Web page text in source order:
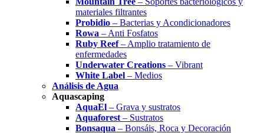
materiales filtrantes
Probidio – Bacterias y Acondicionadores
Rowa – Anti Fosfatos
Ruby Reef– Amplio tratamiento de
enfermedades
Underwater Creations – Vibrant
White Label – Medios
Análisis de Agua
Aquascaping
AquaEl – Grava y sustratos
Aquaforest – Sustratos
Bonsaqua – Bonsáis, Roca y Decoración